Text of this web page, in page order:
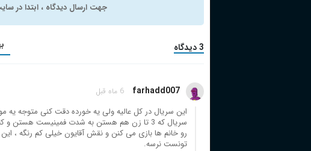
جهت ارسال دیدگاه ، ابتدا در
3 دیدگاه
farhadd007 6 ماه قبل
این سریال در کل عالیه ولی یه خورده دقت کنی متوجه
سریال که 3 تا زن هم هستن به شدت فمینیست
رو خانم ها بازی می کنن و نقش آقایون خیلی کم رنگه ،
تونست نرسه.